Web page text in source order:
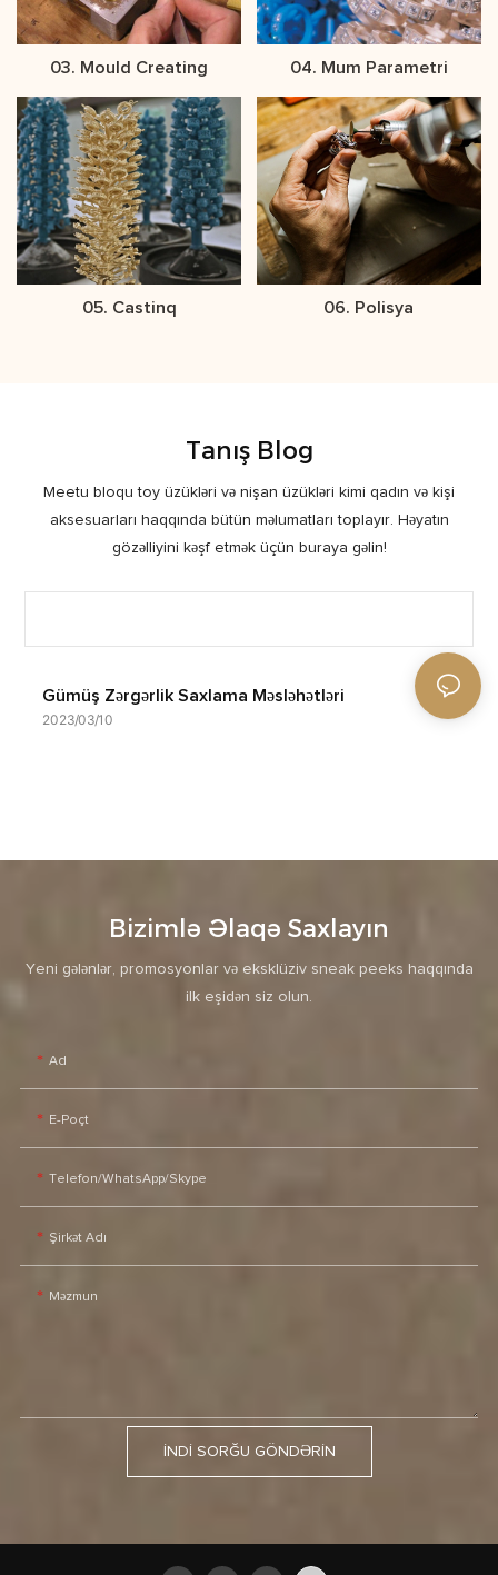
03. Mould Creating 04. Mum Parametri
05. Castinq 06. Polisya
Tanış Blog
Meetu bloqu toy üzükləri və nişan üzükləri kimi qadın və kişi
aksesuarları haqqında bütün məlumatları toplayır. Həyatın
gözəlliyini kəşf etmək üçün buraya gəlin!
Gümüş Zərgərlik Saxlama Məsləhətləri
20230310
Bizimlə Əlaqə Saxlayın
Yeni gələnlər, promosyonlar və eksklüziv sneak peeks haqqında
ilk eşidən siz olun.
Ad
E-Poçt
Telefon/WhatsApp/Skype
Şirkət Adı
Məzmun
İNDI SORĞU GÖNDƏRIN